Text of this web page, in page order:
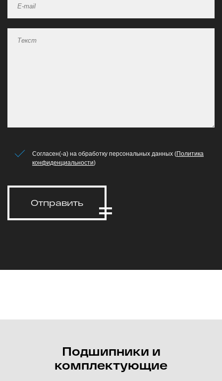
Согласен(-а) на обработку персональных данных (Политика
конфиденциальности)
Отправить
Подшипники и
комплектующие